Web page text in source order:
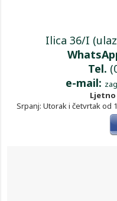
Ilica 36/I
Tel.
e-mail:
Srpanj: Utorak i četvrtak od